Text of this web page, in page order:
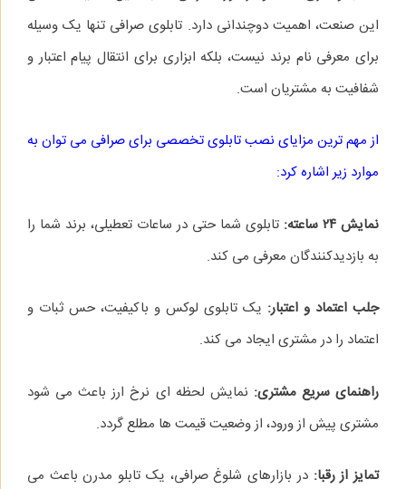
این صنعت، اهمیت دوچندانی دارد. تابلوی صرافی تنها یک وسیله
برای معرفی نام برند نیست، بلکه ابزاری برای انتقال پیام اعتبار و
شفافیت به مشتریان است.
از مهم‌ ترین مزایای نصب تابلوی تخصصی برای صرافی می‌ توان به
موارد زیر اشاره کرد:
نمایش ۲۴ ساعته:
تابلوی شما حتی در ساعات تعطیلی، برند شما را
به بازدیدکنندگان معرفی می‌ کند.
جلب اعتماد و اعتبار: یک تابلوی لوکس و باکیفیت، حس ثبات و
اعتماد را در مشتری ایجاد می‌ کند.
راهنمای سریع مشتری: نمایش لحظه‌ ای نرخ ارز باعث می‌ شود
مشتری پیش از ورود، از وضعیت قیمت‌ ها مطلع گردد.
تمایز از رقبا: در بازارهای شلوغ صرافی، یک تابلو مدرن باعث می‌